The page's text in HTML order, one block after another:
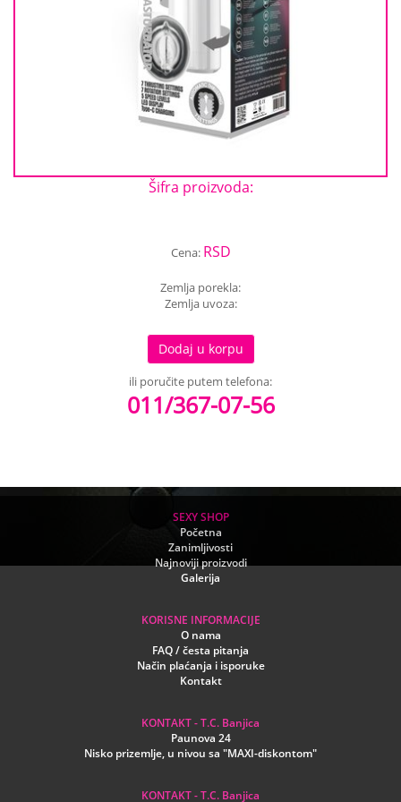
Šifra proizvoda:
Cena: RSD
Zemlja porekla:
Zemlja uvoza:
Dodaj u korpu
ili poručite putem telefona:
011/367-07-56
SEXY SHOP
Početna
Zanimljivosti
Najnoviji proizvodi
Galerija
KORISNE INFORMACIJE
O nama
FAQ / česta pitanja
Način plaćanja i isporuke
Kontakt
KONTAKT - T.C. Banjica
Paunova 24
Nisko prizemlje, u nivou sa "MAXI-diskontom"
KONTAKT - T.C. Banjica